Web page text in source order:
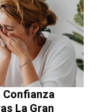
Confianza
La Gran